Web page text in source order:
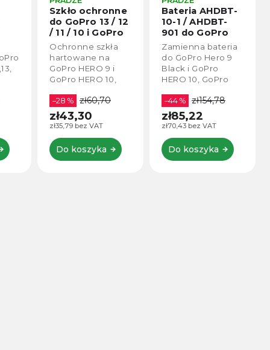
Szkło ochronne
do GoPro 13 / 12
/ 11 / 10 i GoPro
9
zł35,79 bez VAT
–28 % zł60,70
zł43,30
Do koszyka
Ochronne szkła
hartowane na
GoPro HERO 9 i
GoPro HERO 10,
GoPro HERO 12,
GoPro HERO 13.
Bateria AHDBT-
10-1 / AHDBT-
901 do GoPro
Hero 9 Black
oraz GoPro 12 /
11 / 10 / 9
zł70,43 bez VAT
–44 % zł154,78
zł85,22
Do koszyka
Zamienna bateria
do GoPro Hero 9
Black i GoPro
HERO 10, GoPro
HERO 12 w pełni
kompatybilna z
Twoim
GoPro.